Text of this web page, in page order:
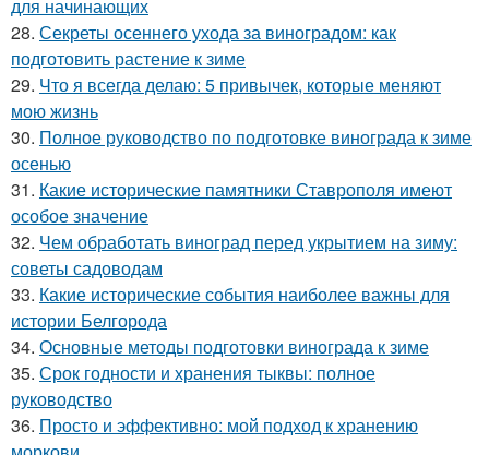
для начинающих
28. Секреты осеннего ухода за виноградом: как
подготовить растение к зиме
29. Что я всегда делаю: 5 привычек, которые меняют
мою жизнь
30. Полное руководство по подготовке винограда к зиме
осенью
31. Какие исторические памятники Ставрополя имеют
особое значение
32. Чем обработать виноград перед укрытием на зиму:
советы садоводам
33. Какие исторические события наиболее важны для
истории Белгорода
34. Основные методы подготовки винограда к зиме
35. Срок годности и хранения тыквы: полное
руководство
36. Просто и эффективно: мой подход к хранению